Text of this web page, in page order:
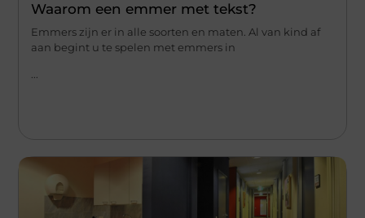
Waarom een emmer met tekst?
Emmers zijn er in alle soorten en maten. Al van kind af
aan begint u te spelen met emmers in
...